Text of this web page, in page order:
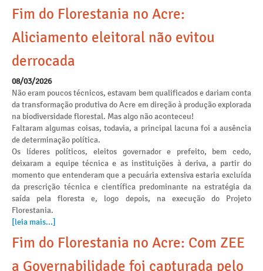
Fim do Florestania no Acre:
Aliciamento eleitoral não evitou
derrocada
08/03/2026
Não eram poucos técnicos, estavam bem qualificados e dariam conta
da transformação produtiva do Acre em direção à produção explorada
na biodiversidade florestal. Mas algo não aconteceu!
Faltaram algumas coisas, todavia, a principal lacuna foi a ausência
de determinação política.
Os líderes políticos, eleitos governador e prefeito, bem cedo,
deixaram a equipe técnica e as instituições à deriva, a partir do
momento que entenderam que a pecuária extensiva estaria excluída
da prescrição técnica e científica predominante na estratégia da
saída pela floresta e, logo depois, na execução do Projeto
Florestania.
[leia mais...]
Fim do Florestania no Acre: Com ZEE
a Governabilidade foi capturada pelo